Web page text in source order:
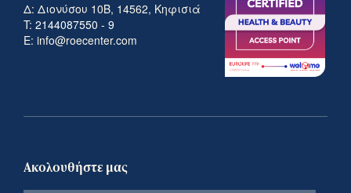
Δ: Διονύσου 10Β, 14562, Κηφισιά
T: 2144087550 - 9
E: info@roecenter.com
Ακολουθήστε μας